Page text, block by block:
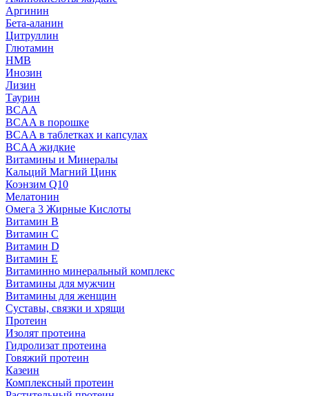
Аргинин
Бета-аланин
Цитруллин
Глютамин
HMB
Инозин
Лизин
Таурин
BCAA
BCAA в порошке
BCAA в таблетках и капсулах
BCAA жидкие
Витамины и Минералы
Кальций Магний Цинк
Коэнзим Q10
Мелатонин
Омега 3 Жирные Кислоты
Витамин B
Витамин C
Витамин D
Витамин E
Витаминно минеральный комплекс
Витамины для мужчин
Витамины для женщин
Суставы, связки и хрящи
Протеин
Изолят протеина
Гидролизат протеина
Говяжий протеин
Казеин
Комплексный протеин